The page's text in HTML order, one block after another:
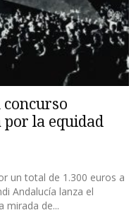
la equidad
un total de 1.300 euros a
Andalucía lanza el
mirada de...